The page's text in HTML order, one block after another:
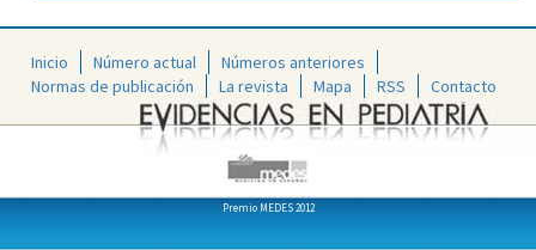
Inicio Número actual
Números anteriores
Normas de publicación
La revista Mapa RSS Contacto
Premio MEDES 2012